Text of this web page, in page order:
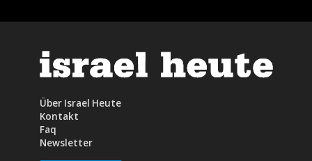
Über Israel Heute
Kontakt
Faq
Newsletter